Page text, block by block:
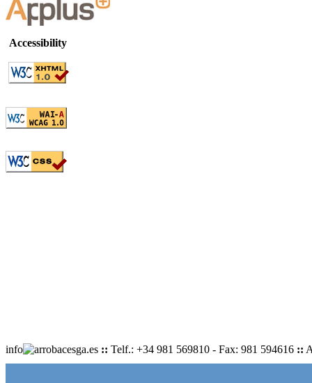
Accessibility
info cesga.es :: Telf.: +34 981 569810 - Fax: 981 594616 ::